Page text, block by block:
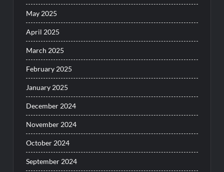
May 2025
April 2025
March 2025
February 2025
January 2025
December 2024
November 2024
October 2024
September 2024